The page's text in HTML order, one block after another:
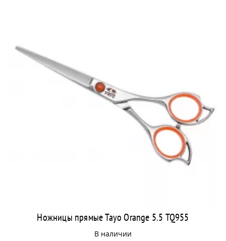
Ножницы прямые Tayo Orange 5.5 TQ955
В наличии